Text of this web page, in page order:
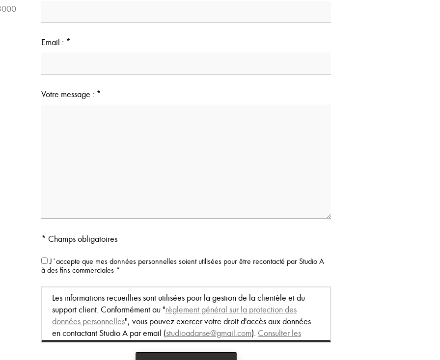
Email : *
Votre message : *
* Champs obligatoires
J´accepte que mes données personnelles soient utilisées pour être recontacté par Studio A
à des fins commerciales *
Les informations recueillies sont utilisées pour la gestion de la clientèle et du
support client. Conformément au "règlement général sur la protection des
données personnelles", vous pouvez exercer votre droit d'accès aux données
en contactant Studio A par email (studioadanse@gmail.com). Consulter les
détails du consentement.